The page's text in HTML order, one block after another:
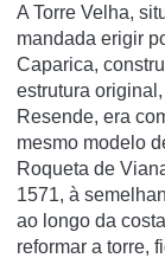
A Torre Velha,
mandada erigir
Caparica,
estrutura
Resende, era
mesmo modelo
Roqueta de
1571, à
ao longo da
reformar a torre,